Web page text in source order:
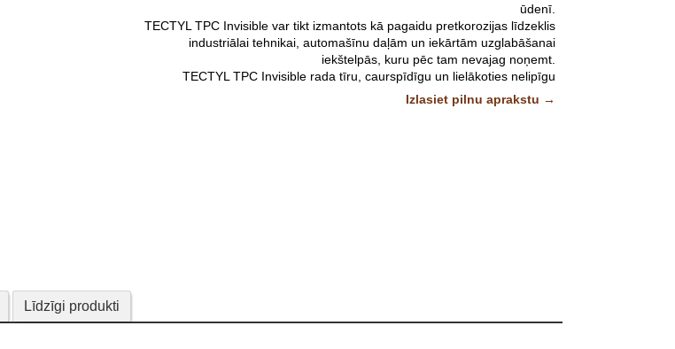
ūdenī.
TECTYL TPC Invisible var tikt izmantots kā pagaidu pretkorozijas līdzeklis
industriālai tehnikai, automašīnu daļām un iekārtām uzglabāšanai
iekštelpās, kuru pēc tam nevajag noņemt.
TECTYL TPC Invisible rada tīru, caurspīdīgu un lielākoties nelipīgu
pārklājumu.
Attēliem un video ir ilustratīvs raksturs.
Izlasiet pilnu aprakstu →
Līdzīgi produkti